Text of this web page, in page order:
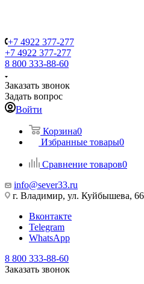
+7 4922 377-277
+7 4922 377-277
8 800 333-88-60
Заказать звонок
Задать вопрос
Войти
Корзина0
Избранные товары0
Сравнение товаров0
info@sever33.ru
г. Владимир, ул. Куйбышева,
Вконтакте
Telegram
WhatsApp
8 800 333-88-60
Заказать звонок